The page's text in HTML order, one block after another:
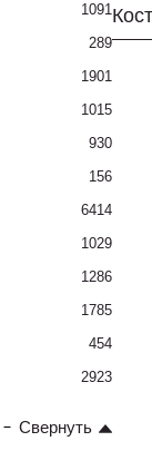
1091
289
1901
1015
930
156
6414
1029
1286
1785
454
2923
Свернуть